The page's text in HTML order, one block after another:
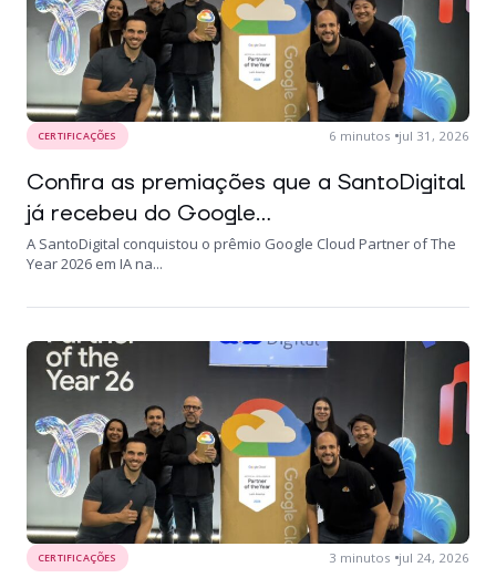
CERTIFICAÇÕES 6 minutos jul 31, 2026
Confira as premiações que a SantoDigital
já recebeu do Google...
A SantoDigital conquistou o prêmio Google Cloud Partner of The
Year 2026 em IA na...
CERTIFICAÇÕES 3 minutos jul 24, 2026